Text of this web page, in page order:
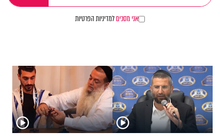
אני מסכיםלמדיניות הפרטיות